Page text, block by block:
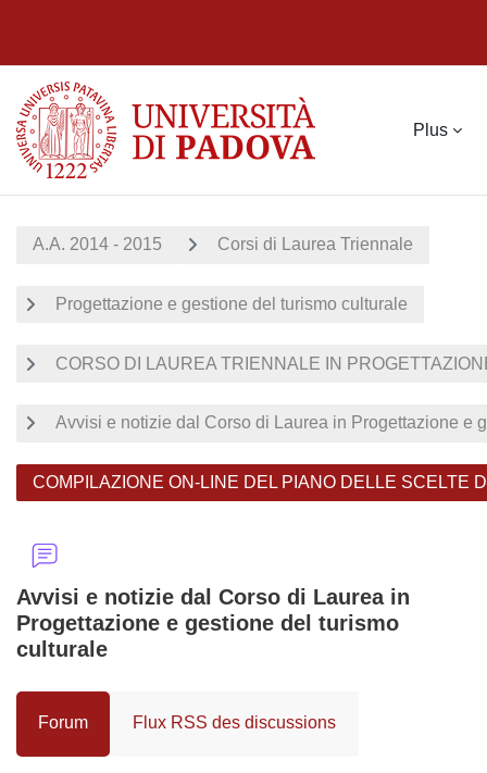
Plus
A.A. 2014 - 2015 Corsi di Laurea Triennale
Progettazione e gestione del turismo culturale
CORSO DI LAUREA TRIENNALE IN
Avvisi e notizie dal Corso di Laurea in Progettazione e
COMPILAZIONE ON-LINE DEL PIANO DELLE SCELTE
Avvisi e notizie dal Corso di Laurea in
Progettazione e gestione del turismo
culturale
Forum Flux RSS des discussions